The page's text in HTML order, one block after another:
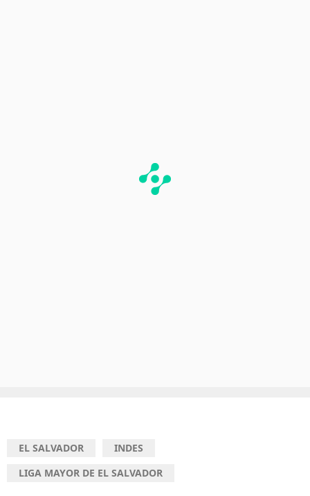
EL SALVADOR
INDES
LIGA MAYOR DE EL SALVADOR